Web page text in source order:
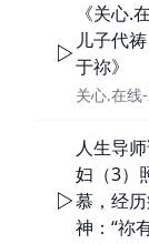
《关心.
儿子代
于祢》
关心.在线
人生导
妇（3）
慕，经
神：“祢